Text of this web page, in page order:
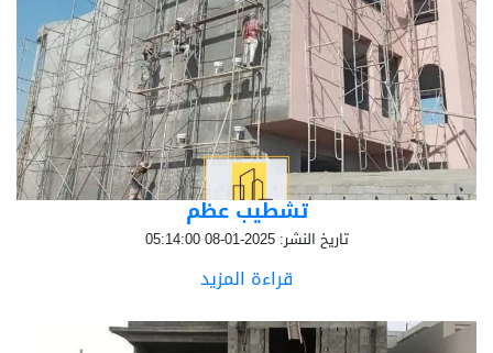
تشطيب عظم
تاريخ النشر: 2025-01-08 05:14:00
قراءة المزيد